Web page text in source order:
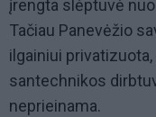
įrengta slėptuvė
Tačiau Panevėžio
ilgainiui
santechnikos
neprieinama.